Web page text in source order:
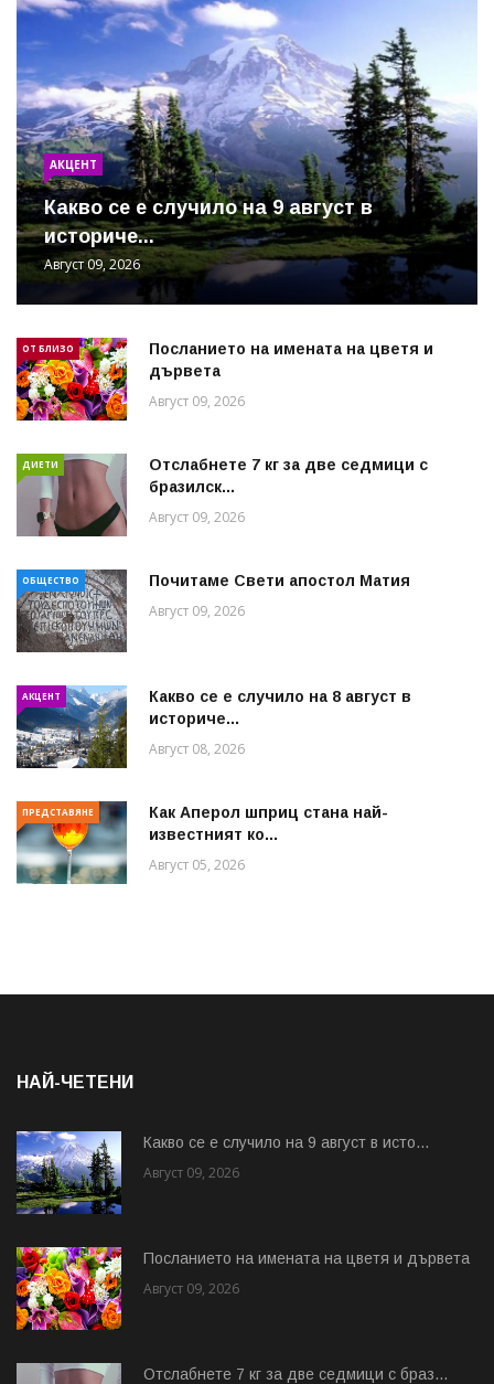
АКЦЕНТ
Какво се е случило на 9 август в
историче...
Август 09, 2026
ОТ БЛИЗО
Посланието на имената на цветя и
дървета
Август 09, 2026
ДИЕТИ
Отслабнете 7 кг за две седмици с
бразилск...
Август 09, 2026
ОБЩЕСТВО Почитаме Свети апостол Матия
Август 09, 2026
АКЦЕНТ
Какво се е случило на 8 август в
историче...
Август 08, 2026
ПРЕДСТАВЯНЕ
Как Аперол шприц стана най-
известният ко...
Август 05, 2026
НАЙ-ЧЕТЕНИ
Какво се е случило на 9 август в исто...
Август 09, 2026
Посланието на имената на цветя и дървета
Август 09, 2026
Отслабнете 7 кг за две седмици с браз...